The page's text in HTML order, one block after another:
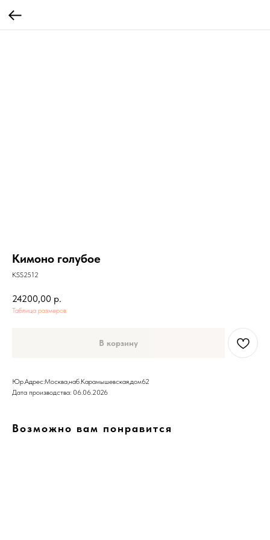
Кимоно голубое
KSS2512
24200,00 р.
Таблица размеров
В корзину
Юр.Адрес:Москва,наб.Карамышевская,дом62
Дата производства: 06.06.2026
Возможно вам понравится